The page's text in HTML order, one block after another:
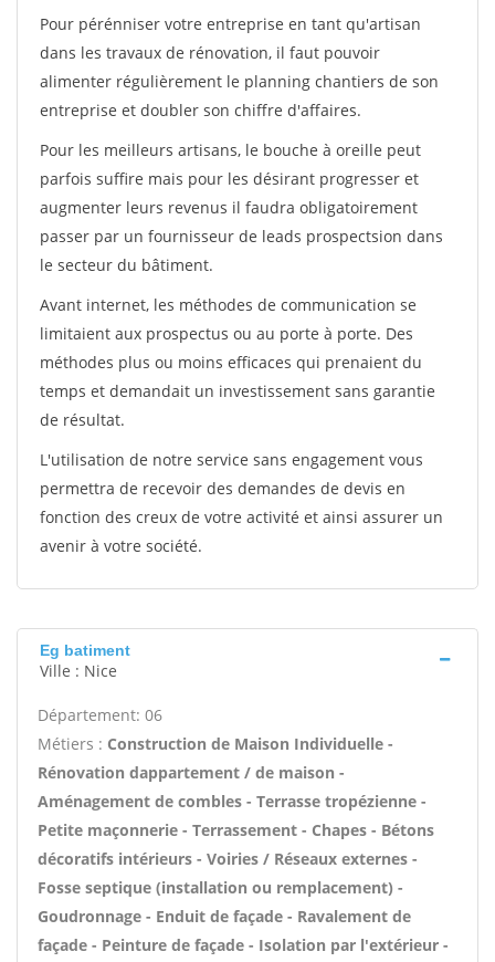
Pour pérénniser votre entreprise en tant qu'artisan
dans les travaux de rénovation, il faut pouvoir
alimenter régulièrement le planning chantiers de son
entreprise et doubler son chiffre d'affaires.
Pour les meilleurs artisans, le bouche à oreille peut
parfois suffire mais pour les désirant progresser et
augmenter leurs revenus il faudra obligatoirement
passer par un fournisseur de leads prospectsion dans
le secteur du bâtiment.
Avant internet, les méthodes de communication se
limitaient aux prospectus ou au porte à porte. Des
méthodes plus ou moins efficaces qui prenaient du
temps et demandait un investissement sans garantie
de résultat.
L'utilisation de notre service sans engagement vous
permettra de recevoir des demandes de devis en
fonction des creux de votre activité et ainsi assurer un
avenir à votre société.
Eg batiment
Ville : Nice
Département: 06
Métiers : Construction de Maison Individuelle -
Rénovation dappartement / de maison -
Aménagement de combles - Terrasse tropézienne -
Petite maçonnerie - Terrassement - Chapes - Bétons
décoratifs intérieurs - Voiries / Réseaux externes -
Fosse septique (installation ou remplacement) -
Goudronnage - Enduit de façade - Ravalement de
façade - Peinture de façade - Isolation par l'extérieur -